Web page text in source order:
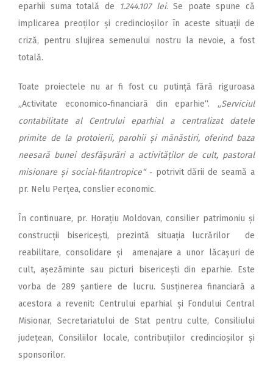
eparhii suma totală de 1.244.107 lei. Se poate spune că
implicarea preoților și credincioșilor în aceste situații de
criză, pentru slujirea semenului nostru la nevoie, a fost
totală.
Toate proiectele nu ar fi fost cu putință fără riguroasa
„Activitate economico‑financiară din eparhie“. „Serviciul
contabilitate al Centrului eparhial a centralizat datele
primite de la protoierii, parohii și mănăstiri, oferind baza
neesară bunei desfășurări a activităților de cult, pastoral
misionare și social‑filantropice“ ‑ potrivit dării de seamă a
pr. Nelu Perțea, conslier economic.
În continuare, pr. Horațiu Moldovan, consilier patrimoniu și
construcții bisericești, prezintă situația lucrărilor de
reabilitare, consolidare și amenajare a unor lăcașuri de
cult, așezăminte sau picturi bisericești din eparhie. Este
vorba de 289 șantiere de lucru. Susținerea financiară a
acestora a revenit: Centrului eparhial și Fondului Central
Misionar, Secretariatului de Stat pentru culte, Consiliului
județean, Con­siliilor locale, contribuțiilor credin­cio­șilor și
sponsorilor.